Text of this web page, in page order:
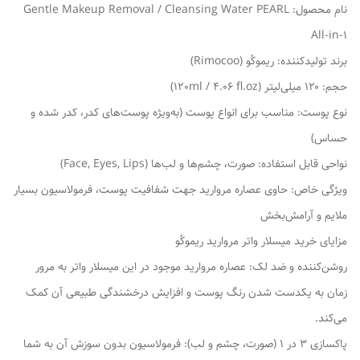
نام محصول: Gentle Makeup Removal / Cleansing Water PEARL
All-in-1
برند تولیدکننده: ریموکُو (Rimocoo)
حجم: ۱۲۰ میلی‌لیتر (120ml / 4.06 fl.oz)
نوع پوست: مناسب برای انواع پوست (به‌ویژه پوست‌های کدر، کدر شده و
حساس)
نواحی قابل استفاده: صورت، چشم‌ها و لب‌ها (Face, Eyes, Lips)
ویژگی خاص: حاوی عصاره مروارید جهت شفافیت پوست، فرمولاسیون بسیار
ملایم و آرامش‌بخش
مزایای خرید میسلار واتر مروارید ریموکُو
روشن‌کننده و ضد لک: عصاره مروارید موجود در این میسلار واتر به مرور
زمان به یکدست شدن رنگ پوست و افزایش درخشندگی طبیعی آن کمک
می‌کند.
پاکسازی ۳ در ۱ (صورت، چشم و لب): فرمولاسیون بدون سوزش آن به شما